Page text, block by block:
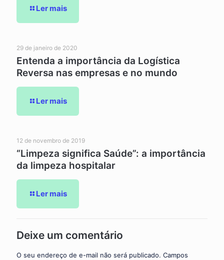
Ler mais
29 de janeiro de 2020
Entenda a importância da Logística
Reversa nas empresas e no mundo
Ler mais
12 de novembro de 2019
“Limpeza significa Saúde”: a importância
da limpeza hospitalar
Ler mais
Deixe um comentário
O seu endereço de e-mail não será publicado. Campos